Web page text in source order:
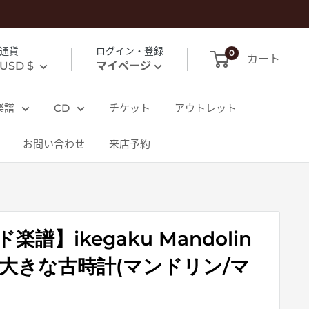
通貨
USD $
ログイン・登録
マイページ
0 カート
譜 CD チケット アウトレット
お問い合わせ 来店予約
楽譜】ikegaku Mandolin
きな古時計(マンドリン/マ